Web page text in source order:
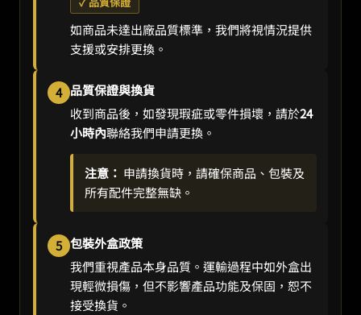
如商品未達出廠品質標準，我們將視情況提供
支援或安排更換。
4 品質保證與換貨
收到商品後，如發現瑕疵或零件損壞，請於24
小時內聯絡我們申請更換。
注意： 申請換貨時，請確保商品、包裝及
所有配件完整無缺。
5 包裝外盒政策
我們重視產品本身品質。運輸過程中如外盒出
現輕微損傷，但不影響產品功能及保固，恕不
接受換貨。